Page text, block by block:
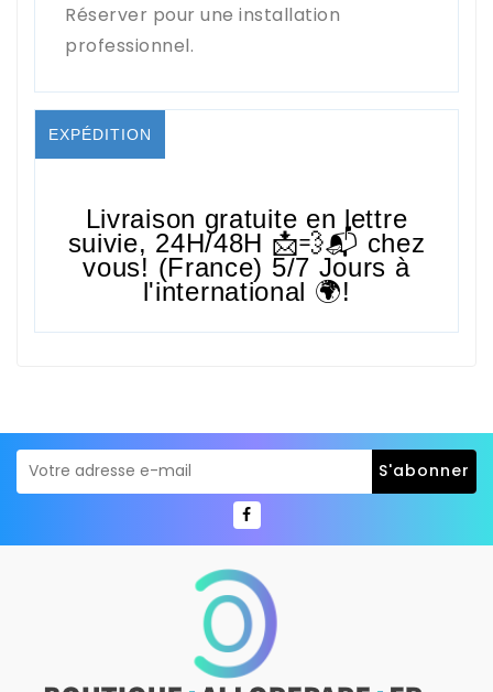
Réserver pour une installation
professionnel.
EXPÉDITION
Livraison gratuite en lettre
suivie, 24H/48H 📩💨📬 chez
vous! (France) 5/7 Jours à
l'international 🌍!